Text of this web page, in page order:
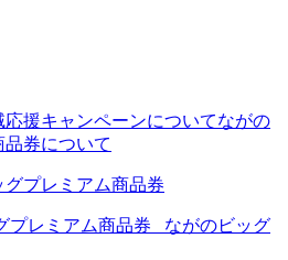
応援キャンペーンについてながの
品券について
プレミアム商品券
プレミアム商品券 ながのビッグ